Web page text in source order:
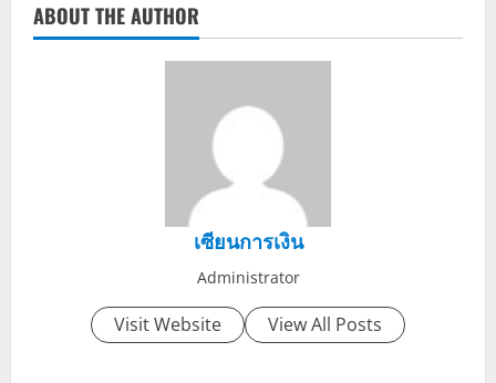
ABOUT THE AUTHOR
เซียนการเงิน
Administrator
Visit Website View All Posts